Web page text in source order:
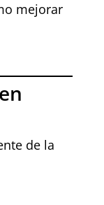
mejorar
de la